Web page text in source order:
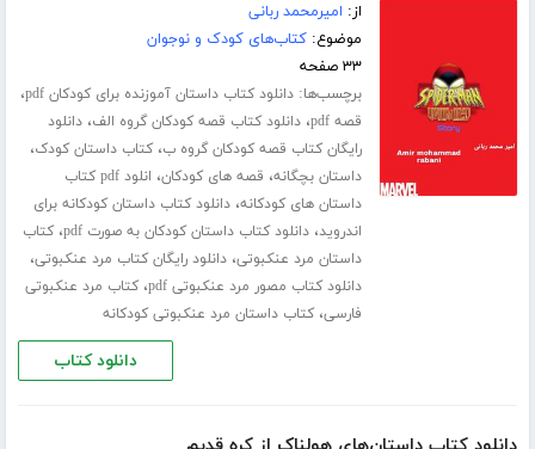
از: امیرمحمد ربانی
موضوع:کتاب‌های کودک و نوجوان
۳۳ صفحه
برچسب‌ها:دانلود کتاب داستان آموزنده برای کودکان pdf ،
قصه pdf ،دانلود کتاب قصه کودکان گروه الف،دانلود
رایگان کتاب قصه کودکان گروه ب،کتاب داستان کودک،
داستان بچگانه، قصه های کودکان،
انلود pdf کتاب
داستان های کودکانه،دانلود کتاب داستان کودکانه برای
اندروید،دانلود کتاب داستان کودکان به صورت pdf ،کتاب
داستان مرد عنکبوتی،دانلود رایگان کتاب مرد عنکبوتی،
دانلود کتاب مصور مرد عنکبوتی pdf ،کتاب مرد عنکبوتی
فارسی،کتاب داستان مرد عنکبوتی کودکانه
دانلود کتاب